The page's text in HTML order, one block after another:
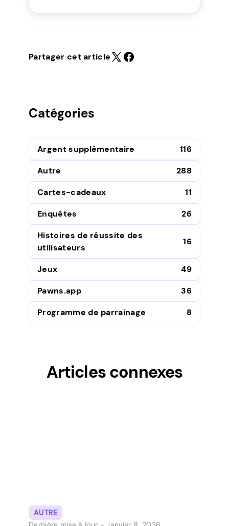
Partager cet article
Catégories
Argent supplémentaire
116
Autre
288
Cartes-cadeaux
11
Enquêtes
26
Histoires de réussite des
utilisateurs
16
Jeux
49
Pawns.app
36
Programme de parrainage
8
Articles connexes
AUTRE